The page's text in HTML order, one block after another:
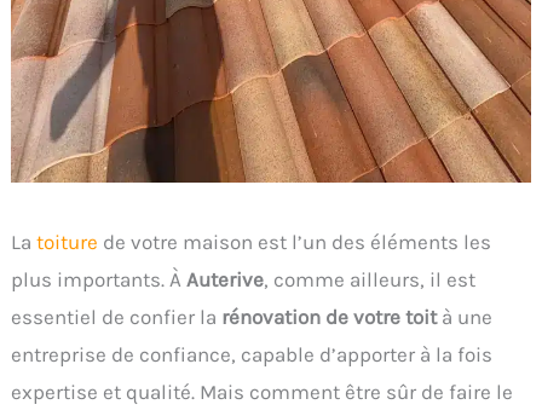
Latoiture de votre maison est l’un des éléments les
plus importants. ÀAuterive, comme ailleurs, il est
essentiel de confier la rénovation de votre toità une
entreprise de confiance, capable d’apporter à la fois
expertise et qualité. Mais comment être sûr de faire le